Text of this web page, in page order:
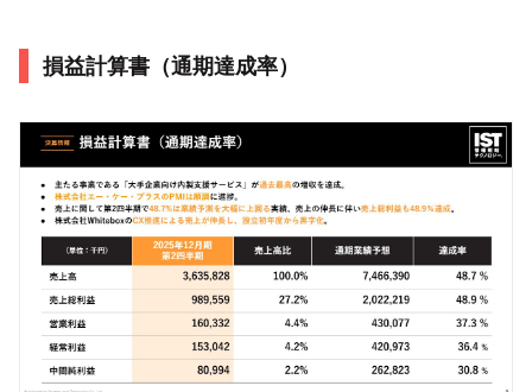
損益計算書（通期達成率）